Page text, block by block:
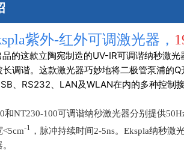
紫外-红外可调激光器，
的这款立陶宛制造的UV-IR可调谐纳秒激
调谐。这款激光器巧妙地将二极管泵浦的
、RS232、LAN及WLAN在内的多种控制
和NT230-100可调谐纳秒激光器分别提供
<5cm-1 ，脉冲持续时间2-5ns。Ekspla纳秒激